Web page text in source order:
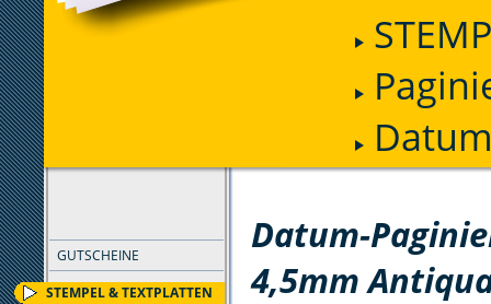
GUTSCHEINE
STEMPEL & TEXTPLATTEN
Datum-
4,5mm